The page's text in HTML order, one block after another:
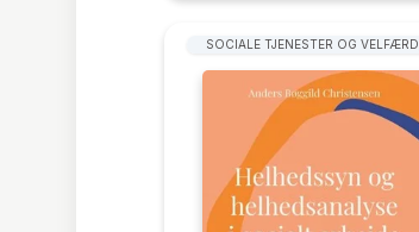
SOCIALE TJENESTER OG VELFÆRD,